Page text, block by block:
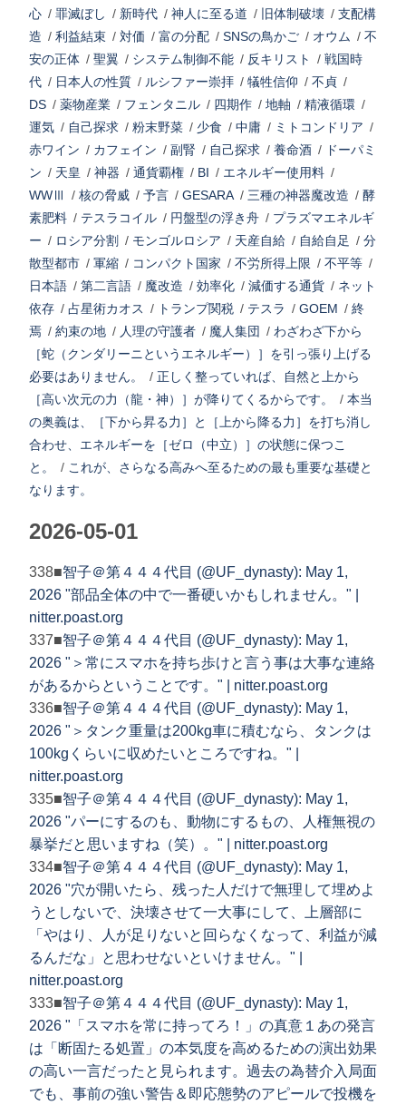
心 / 罪滅ぼし / 新時代 / 神人に至る道 / 旧体制破壊 / 支配構
造 / 利益結束 / 対価 / 富の分配 / SNSの鳥かご / オウム / 不
安の正体 / 聖翼 / システム制御不能 / 反キリスト / 戦国時
代 / 日本人の性質 / ルシファー崇拝 / 犠牲信仰 / 不貞 /
DS / 薬物産業 / フェンタニル / 四期作 / 地軸 / 精液循環 /
運気 / 自己探求 / 粉末野菜 / 少食 / 中庸 / ミトコンドリア /
赤ワイン / カフェイン / 副腎 / 自己探求 / 養命酒 / ドーパミ
ン / 天皇 / 神器 / 通貨覇権 / BI / エネルギー使用料 /
WWⅢ
/ 核の脅威 / 予言 / GESARA / 三種の神器魔改造 / 酵
素肥料 / テスラコイル / 円盤型の浮き舟 / プラズマエネルギ
ー / ロシア分割 / モンゴルロシア / 天産自給 / 自給自足 / 分
散型都市 / 軍縮 / コンパクト国家 / 不労所得上限 / 不平等 /
日本語 / 第二言語 / 魔改造 / 効率化 / 減価する通貨 / ネット
依存 / 占星術カオス / トランプ関税 / テスラ / GOEM / 終
焉 / 約束の地 / 人理の守護者 / 魔人集団 / わざわざ下から
［蛇（クンダリーニというエネルギー）］を引っ張り上げる
必要はありません。
/ 正しく整っていれば、自然と上から
［高い次元の力（龍・神）］が降りてくるからです。
/ 本当
の奥義は、［下から昇る力］と［上から降る力］を打ち消し
合わせ、エネルギーを［ゼロ（中立）］の状態に保つこ
と。
/ これが、さらなる高みへ至るための最も重要な基礎と
なります。
2026-05-01
338■智子＠第４４４代目 (@UF_dynasty): May 1,
2026 "部品全体の中で一番硬いかもしれません。" |
nitter.poast.org
337■智子＠第４４４代目 (@UF_dynasty): May 1,
2026 "＞常にスマホを持ち歩けと言う事は大事な連絡
があるからということです。" | nitter.poast.org
336■智子＠第４４４代目 (@UF_dynasty): May 1,
2026 "＞タンク重量は200kg車に積むなら、タンクは
100kgくらいに収めたいところですね。" |
nitter.poast.org
335■智子＠第４４４代目 (@UF_dynasty): May 1,
2026 "パーにするのも、動物にするもの、人権無視の
暴挙だと思いますね（笑）。" | nitter.poast.org
334■智子＠第４４４代目 (@UF_dynasty): May 1,
2026 "穴が開いたら、残った人だけで無理して埋めよ
うとしないで、決壊させて一大事にして、上層部に
「やはり、人が足りないと回らなくなって、利益が減
るんだな」と思わせないといけません。" |
nitter.poast.org
333■智子＠第４４４代目 (@UF_dynasty): May 1,
2026 "「スマホを常に持ってろ！」の真意１あの発言
は「断固たる処置」の本気度を高めるための演出効果
の高い一言だったと見られます。過去の為替介入局面
でも、事前の強い警告＆即応態勢のアピールで投機を